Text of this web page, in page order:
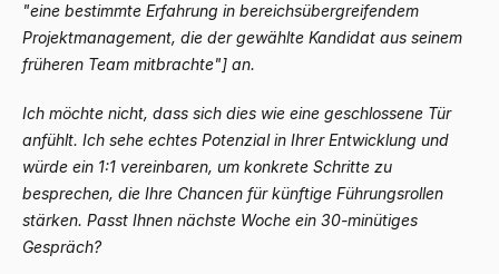
"eine bestimmte Erfahrung in bereichsübergreifendem
Projektmanagement, die der gewählte Kandidat aus seinem
früheren Team mitbrachte"] an.
Ich möchte nicht, dass sich dies wie eine geschlossene Tür
anfühlt. Ich sehe echtes Potenzial in Ihrer Entwicklung und
würde ein 1:1 vereinbaren, um konkrete Schritte zu
besprechen, die Ihre Chancen für künftige Führungsrollen
stärken. Passt Ihnen nächste Woche ein 30-minütiges
Gespräch?